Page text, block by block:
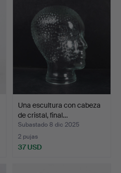
Una escultura con cabeza
de cristal, final…
Subastado 8 dic 2025
2 pujas
37 USD